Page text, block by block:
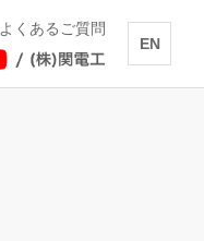
よくあるご質問
EN